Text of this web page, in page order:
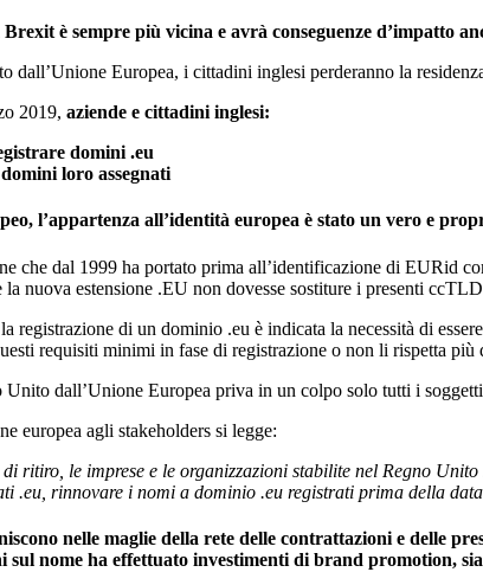
è sempre più vicina e avrà conseguenze d’impatto
dall’Unione Europea, i cittadini inglesi perderanno la
2019, aziende e cittadini inglesi:
domini .eu
loro assegnati
l’appartenza all’identità europea è stato un vero e
che dal 1999 ha portato prima all’identificazione di EURid
nuova estensione .EU non dovesse sostiture i presenti
registrazione di un dominio .eu è indicata la necessità di
requisiti minimi in fase di registrazione o non li rispetta
Unito dall’Unione Europea priva in un colpo solo tutti i
europea agli stakeholders si legge:
ritiro, le imprese e le organizzazioni stabilite nel Regno
.eu, rinnovare i nomi a dominio .eu registrati prima della
nelle maglie della rete delle contrattazioni e delle
sul nome ha effettuato investimenti di brand promotion,